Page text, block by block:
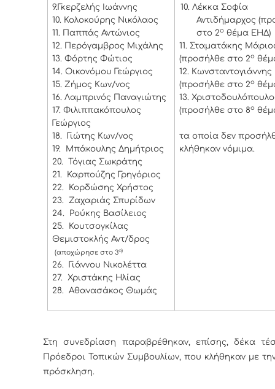
9.Γκερζελής Ιωάννης
10. Κολοκούρης Νικόλαος
11. Παππάς Αντώνιος
12. Περόγαμβρος Μιχάλης
13.Φόρτης Φώτιος
14.Οικονόμου Γεώργιος
15.Ζήμος Κων/νος
16.Λαμπρινός Παναγιώτης
17.Φιλιππακόπουλος
Γεώργιος
18.
Γιώτης Κων/νος
19.
Μπάκουλης Δημήτριος
20. Τόγιας Σωκράτης
21.
Καρπούζης Γρηγόριος
22.
Κορδώσης Χρήστος
23. Ζαχαριάς Σπυρίδων
24.
Ρούκης Βασίλειος
25.
Κουτσογκίλας
Θεμιστοκλής Αντ/δρος
(αποχώρησε στο 3ο)
26.
Γιάννου Νικολέττα
27. Χριστάκης Ηλίας
28. Αθανασάκος Θωμάς
10. Λέκκα Σοφία
Αντιδήμαρχος
στο 2οθέμα ΕΗΔ)
11.Σταματάκης
(προσήλθε στο 2ο
12. Κωνσταντογιάννης
(προσήλθε στο 2ο
13.
(προσήλθε στο 8ο
τα οποία δεν
κλήθηκαν νόμιμα.
Στη συνεδρίαση παραβρέθηκαν, επίσης, δέκα
Πρόεδροι Τοπικών Συμβουλίων, που κλήθηκαν με
πρόσκληση.